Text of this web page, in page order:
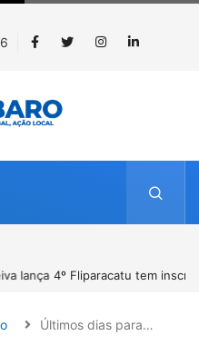
para o Prêmio de Redação e
Últimos dias para…